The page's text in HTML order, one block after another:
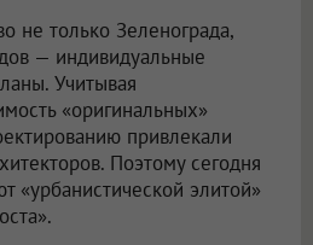
не только Зеленограда,
— индивидуальные
Учитывая
«оригинальных»
привлекали
Поэтому сегодня
«урбанистической элитой»